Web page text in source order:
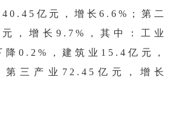
40.45 亿元，增长6.6%；第二
，增长 9.7 %，其中：工业
降0.2% ，建筑业15. 4 亿元，
第三产业7 2.45 亿元，增长